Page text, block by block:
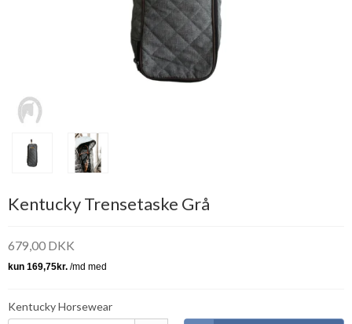
Kentucky Trensetaske Grå
679,00 DKK
Kentucky Horsewear